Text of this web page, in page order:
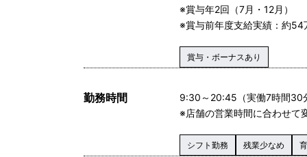
※賞与年2回（7月・12月）
※賞与前年度支給実績：約54
賞与・ボーナスあり
勤務時間
9:30～20:45（実働7時間30
※店舗の営業時間に合わせて
シフト勤務 残業少なめ